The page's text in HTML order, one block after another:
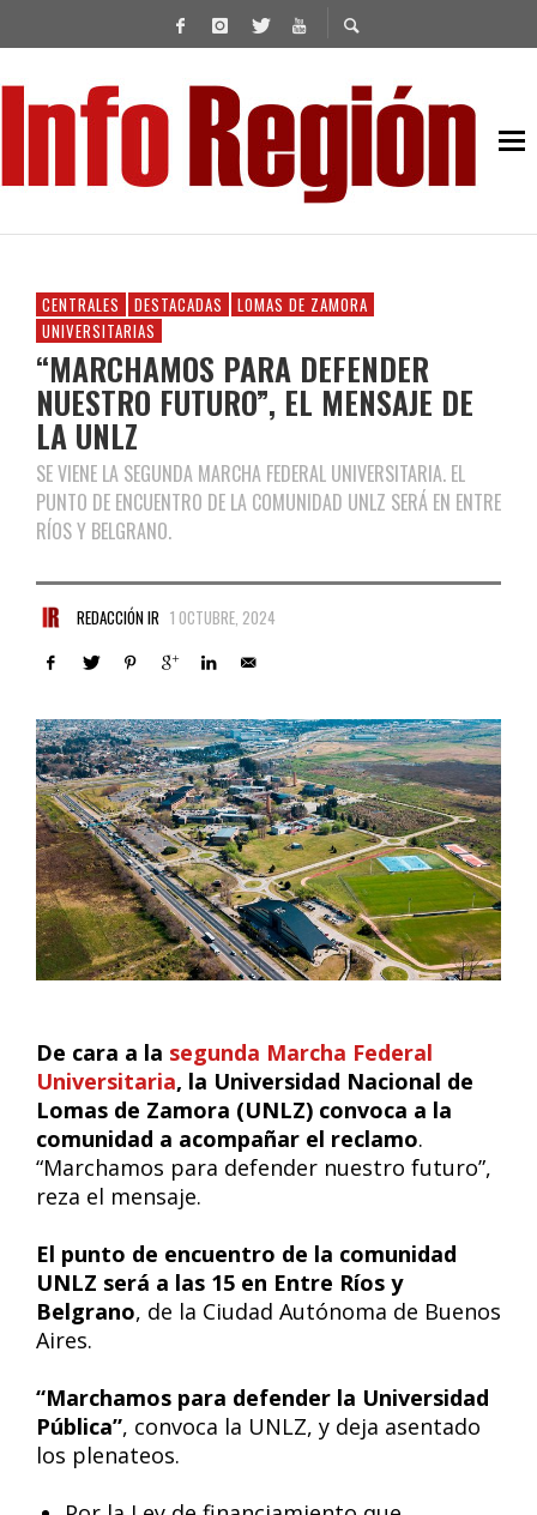
CENTRALES DESTACADAS
LOMAS DE ZAMORA
UNIVERSITARIAS
“MARCHAMOS PARA DEFENDER
NUESTRO FUTURO”, EL MENSAJE DE
LA UNLZ
SE VIENE LA SEGUNDA MARCHA FEDERAL UNIVERSITARIA. EL
PUNTO DE ENCUENTRO DE LA COMUNIDAD UNLZ SERÁ EN ENTRE
RÍOS Y BELGRANO.
REDACCIÓN IR 1 OCTUBRE, 2024
De cara a la segunda Marcha Federal
Universitaria, la Universidad Nacional de
Lomas de Zamora (UNLZ) convoca a la
comunidad a acompañar el reclamo.
“Marchamos para defender nuestro futuro”,
reza el mensaje.
El punto de encuentro de la comunidad
UNLZ será a las 15 en Entre Ríos y
Belgrano, de la Ciudad Autónoma de Buenos
Aires.
“Marchamos para defender la Universidad
Pública”, convoca la UNLZ, y deja asentado
los plenateos.